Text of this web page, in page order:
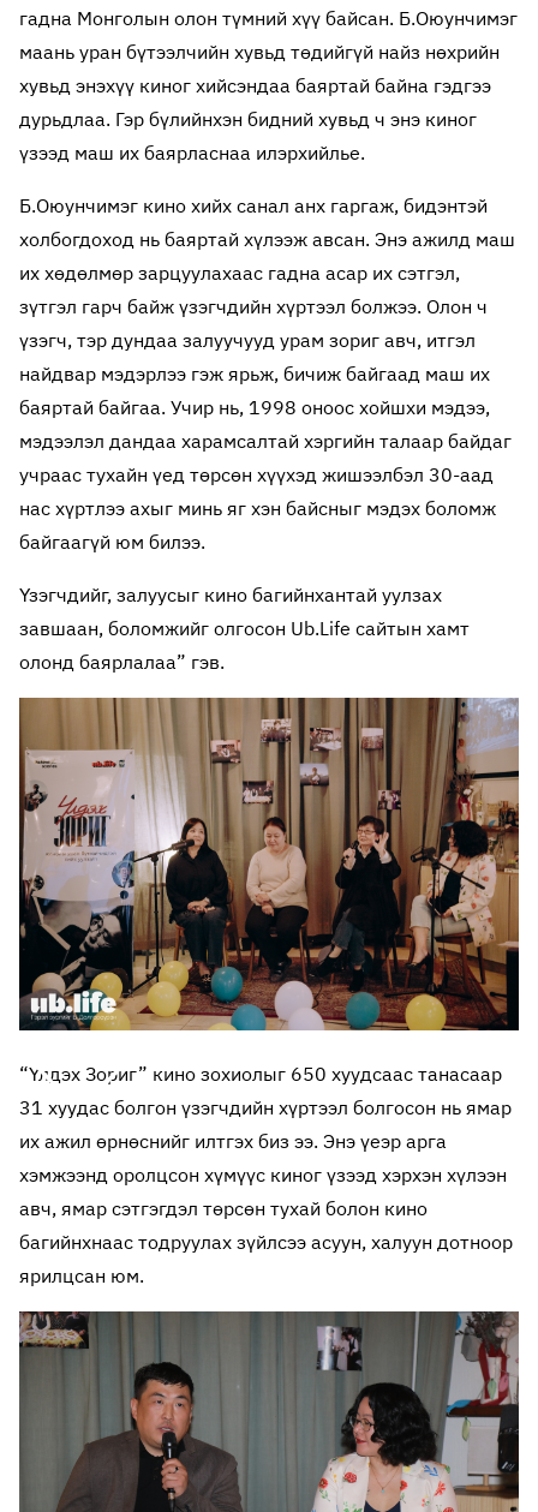
гадна Монголын олон түмний хүү байсан. Б.Оюунчимэг
маань уран бүтээлчийн хувьд төдийгүй найз нөхрийн
хувьд энэхүү киног хийсэндаа баяртай байна гэдгээ
дурьдлаа. Гэр бүлийнхэн бидний хувьд ч энэ киног
үзээд маш их баярласнаа илэрхийлье.
Б.Оюунчимэг кино хийх санал анх гаргаж, бидэнтэй
холбогдоход нь баяртай хүлээж авсан. Энэ ажилд маш
их хөдөлмөр зарцуулахаас гадна асар их сэтгэл,
зүтгэл гарч байж үзэгчдийн хүртээл болжээ. Олон ч
үзэгч, тэр дундаа залуучууд урам зориг авч, итгэл
найдвар мэдэрлээ гэж ярьж, бичиж байгаад маш их
баяртай байгаа. Учир нь, 1998 оноос хойшхи мэдээ,
мэдээлэл дандаа харамсалтай хэргийн талаар байдаг
учраас тухайн үед төрсөн хүүхэд жишээлбэл 30-аад
нас хүртлээ ахыг минь яг хэн байсныг мэдэх боломж
байгаагүй юм билээ.
Үзэгчдийг, залуусыг кино багийнхантай уулзах
завшаан, боломжийг олгосон Ub.Life сайтын хамт
олонд баярлалаа” гэв.
“Үлдэх Зориг” кино зохиолыг 650 хуудсаас танасаар
31 хуудас болгон үзэгчдийн хүртээл болгосон нь ямар
их ажил өрнөснийг илтгэх биз ээ. Энэ үеэр арга
хэмжээнд оролцсон хүмүүс киног үзээд хэрхэн хүлээн
авч, ямар сэтгэгдэл төрсөн тухай болон кино
багийнхнаас тодруулах зүйлсээ асуун, халуун дотноор
ярилцсан юм.